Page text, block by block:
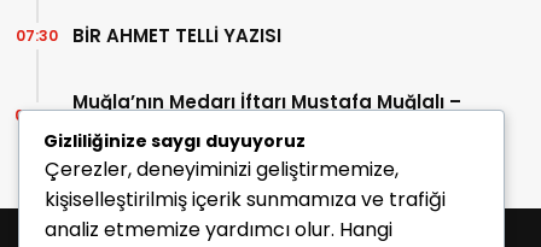
BİR AHMET TELLİ YAZISI
07:30
Muğla’nın Medarı İftarı Mustafa Muğlalı –
İçinde “Milas” geçen kitaplar (40/2)
06:45
Gizliliğinize saygı duyuyoruz
Çerezler, deneyiminizi geliştirmemize,
kişiselleştirilmiş içerik sunmamıza ve trafiği
analiz etmemize yardımcı olur. Hangi